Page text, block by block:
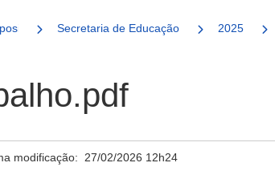
Municipais
Secretaria de Educação 2025
modificação: 27/02/2026 12h24